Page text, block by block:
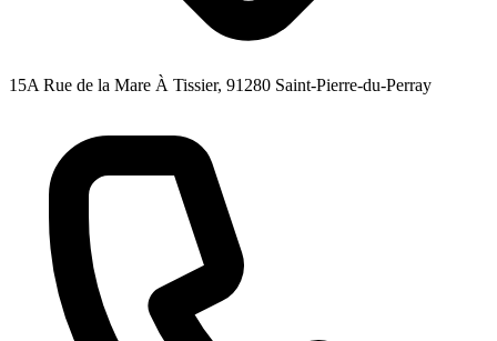
15A Rue de la Mare À Tissier, 91280 Saint-Pierre-du-Perray